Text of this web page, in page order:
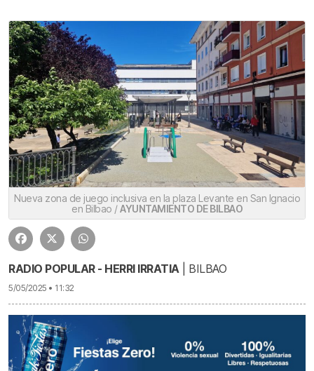
Nueva zona de juego inclusiva en la plaza Levante en San Ignacio
en Bilbao /AYUNTAMIENTO DE BILBAO
RADIO POPULAR - HERRI IRRATIA| BILBAO
5/05/2025 • 11:32